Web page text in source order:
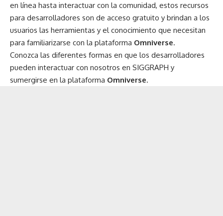
en línea hasta interactuar con la comunidad, estos recursos
para desarrolladores son de acceso gratuito y brindan a los
usuarios las herramientas y el conocimiento que necesitan
para familiarizarse con la plataforma Omniverse.
Conozca las diferentes formas en que los desarrolladores
pueden interactuar con nosotros en SIGGRAPH y
sumergirse en la plataforma Omniverse.